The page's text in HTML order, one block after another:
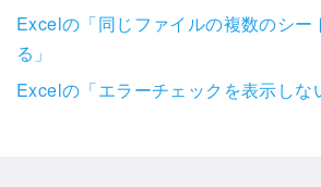
Excelの「同じファイルの複数のシー
る」
Excelの「エラーチェックを表示しな